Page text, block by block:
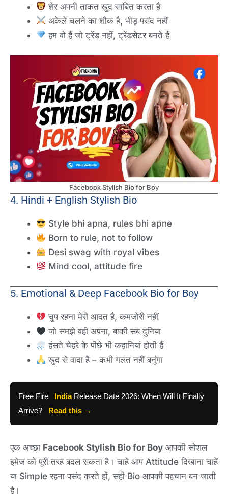
शेर अपनी ताकत खुद साबित करता है
अकेले चलने का शौक है, भीड़ पसंद नहीं
हम वो हैं जो ट्रेंड नहीं, ट्रेंडसेटर बनते हैं
Facebook Stylish Bio for Boy
4. Hindi + English Stylish Bio
Style bhi apna, rules bhi apne
Born to rule, not to follow
Desi swag with royal vibes
Mind cool, attitude fire
5. Emotional & Deep Facebook Bio for Boy
चुप रहना मेरी आदत है, कमजोरी नहीं
जो समझे वही अपना, बाकी सब दुनिया
हंसते चेहरे के पीछे भी कहानियां होती हैं
खुद से वादा है – कभी गलत नहीं बनूंगा
Free Fire IndiaRelease Date 2026: When Will It Finally
Arrive?
Read this →
एक अच्छा Facebook Stylish Bio for Boy आपकी सोशल
इमेज को पूरी तरह बदल सकता है। चाहे आप Attitude दिखाना चाहें
या Simple रहना पसंद करते हों, सही Bio आपकी पहचान बन जाती
है।